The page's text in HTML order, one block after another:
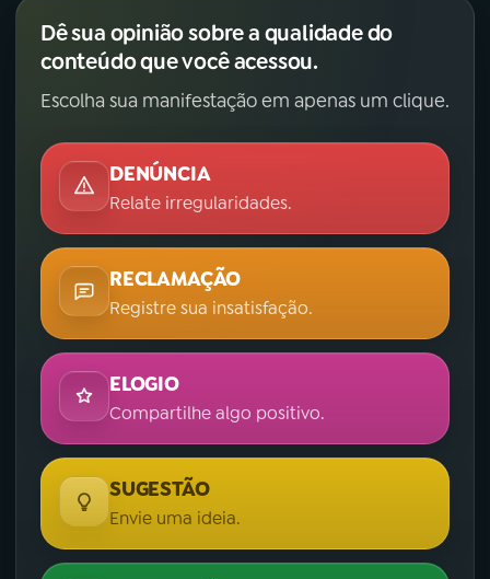
Dê sua opinião sobre a qualidade do
conteúdo que você acessou.
Escolha sua manifestação em apenas um clique.
DENÚNCIA
Relate irregularidades.
RECLAMAÇÃO
Registre sua insatisfação.
ELOGIO
Compartilhe algo positivo.
SUGESTÃO
Envie uma ideia.